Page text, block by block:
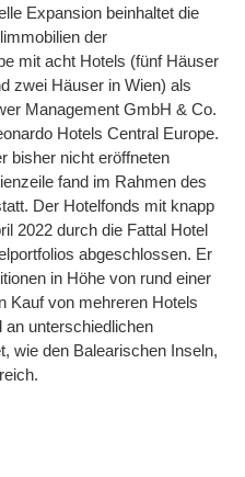
Expansion beinhaltet die
der
mit acht Hotels (fünf Häuser
zwei Häuser in Wien) als
Management GmbH & Co.
Hotels Central Europe.
bisher nicht eröffneten
fand im Rahmen des
Der Hotelfonds mit knapp
2022 durch die Fattal Hotel
abgeschlossen. Er
in Höhe von rund einer
Kauf von mehreren Hotels
unterschiedlichen
wie den Balearischen Inseln,